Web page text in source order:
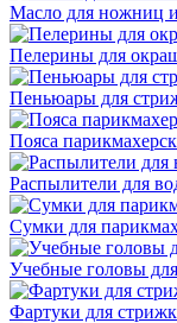
Масло для ножниц
Пелерины для
Пеньюары для
Пояса
Распылители для
Сумки для
Учебные головы
Фартуки для